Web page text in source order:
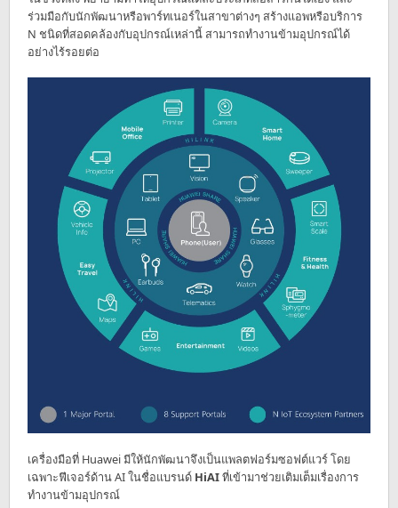
ร่วมมือกับนักพัฒนาหรือพาร์ทเนอร์ในสาขาต่างๆ สร้างแอพหรือบริการ
N ชนิดที่สอดคล้องกับอุปกรณ์เหล่านี้ สามารถทำงานข้ามอุปกรณ์ได้
อย่างไร้รอยต่อ
เครื่องมือที่ Huawei มีให้นักพัฒนาจึงเป็นแพลตฟอร์มซอฟต์แวร์ โดย
เฉพาะฟีเจอร์ด้าน AI ในชื่อแบรนด์ HiAIที่เข้ามาช่วยเติมเต็มเรื่องการ
ทำงานข้ามอุปกรณ์